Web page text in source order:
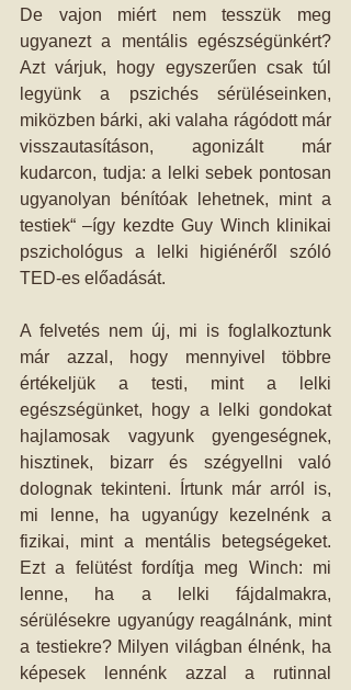
De vajon miért nem tesszük meg
ugyanezt a mentális egészségünkért?
Azt várjuk, hogy egyszerűen csak túl
legyünk a pszichés sérüléseinken,
miközben bárki, aki valaha rágódott már
visszautasításon, agonizált már
kudarcon, tudja: a lelki sebek pontosan
ugyanolyan bénítóak lehetnek, mint a
testiek“ –így kezdte Guy Winch klinikai
pszichológus a lelki higiénéről szóló
TED-es előadását.
A felvetés nem új, mi is foglalkoztunk
már azzal, hogy mennyivel többre
értékeljük a testi, mint a lelki
egészségünket, hogy a lelki gondokat
hajlamosak vagyunk gyengeségnek,
hisztinek, bizarr és szégyellni való
dolognak tekinteni. Írtunk már arról is,
mi lenne, ha ugyanúgy kezelnénk a
fizikai, mint a mentális betegségeket.
Ezt a felütést fordítja meg Winch: mi
lenne, ha a lelki fájdalmakra,
sérülésekre ugyanúgy reagálnánk, mint
a testiekre? Milyen világban élnénk, ha
képesek lennénk azzal a rutinnal